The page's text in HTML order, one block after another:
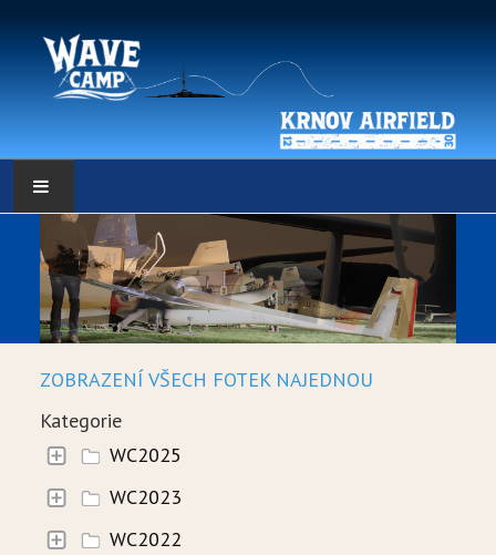
HLAVNÍ STRÁNKA
POČASÍ
POČASÍ - DATA
WEBKAMERY
LOW RES METEO
SELF BRIEFING
HISTORIE
ZOBRAZENÍ VŠECH FOTEK NAJEDNOU
Kategorie
WC2025
WC2023
WC2022